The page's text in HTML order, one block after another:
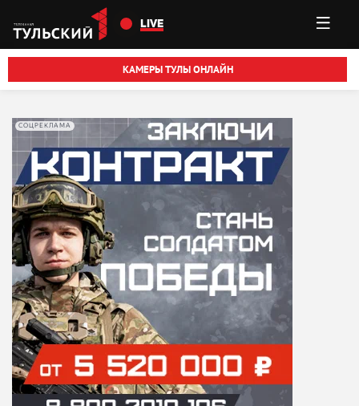
Перейти к основному содержанию
LIVE
КАМЕРЫ ТУЛЫ ОНЛАЙН
СОЦРЕКЛАМА